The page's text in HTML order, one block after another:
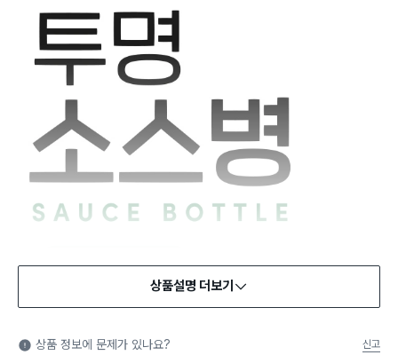
식품용 기구: 식품위생법에서 정한 규격에 따라 제조되어 식품 또
는 식품첨가물에 사용할 수 있는 식품용기구라는 표시입니다.
상품설명 더보기
상품 정보에 문제가 있나요? 신고